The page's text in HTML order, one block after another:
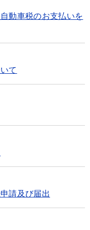
動車税のお支払いを
て
請及び届出